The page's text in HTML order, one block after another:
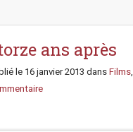
ans après
le 16 janvier 2013 dans Films,